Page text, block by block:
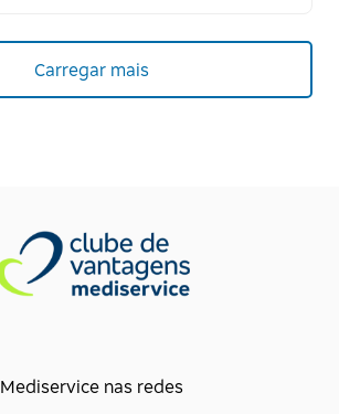
Carregar mais
Mediservice nas redes